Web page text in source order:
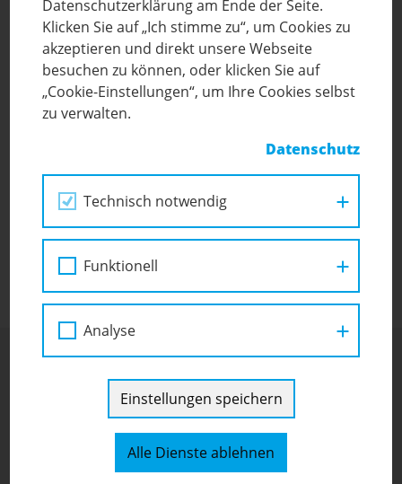
29/ SEP 2025
Herzlich willkommen auf unserer
präsentieren zu können – inklusive neuem Logo, das
unsere Arbeit und unsere Werte als inklusive Schule
widerspiegelt!
IFIT- und BeFIT: Inklusive Schulen
Datenschutzerklärung am Ende der Seite.
Klicken Sie auf „Ich stimme zu“, um Cookies zu
akzeptieren und direkt unsere Webseite
besuchen zu können, oder klicken Sie auf
„Cookie-Einstellungen“, um Ihre Cookies selbst
zu verwalten.
Datenschutz
Technisch notwendig
Funktionell
Analyse
Einstellungen speichern
Alle Dienste ablehnen